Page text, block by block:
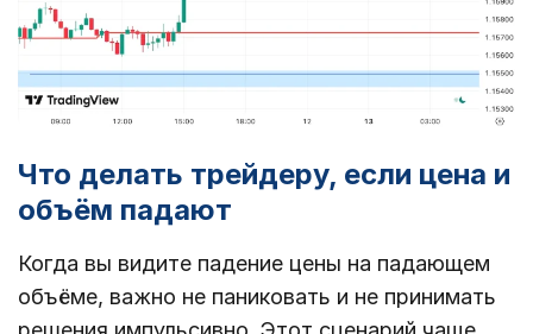
Что делать трейдеру, если цена и
объём падают
Когда вы видите падение цены на падающем
объёме, важно не паниковать и не принимать